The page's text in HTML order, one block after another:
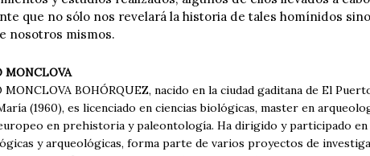
que no sólo nos revelará la historia de tales homínidos
nosotros mismos.
MONCLOVA
MONCLOVA BOHÓRQUEZ, nacido en la ciudad gaditana de El
(1960), es licenciado en ciencias biológicas, master en
en prehistoria y paleontología. Ha dirigido y participado en
y arqueológicas, forma parte de varios proyectos de